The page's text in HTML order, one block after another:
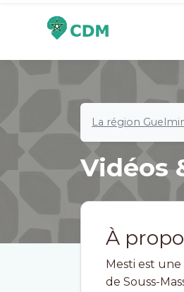
La région
Vidéos
À
Mesti est
de Souss-